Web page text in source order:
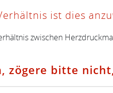
ist dies
zwischen
zögere bitte